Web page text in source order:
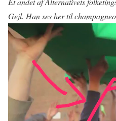
Gejl. Han ses her til